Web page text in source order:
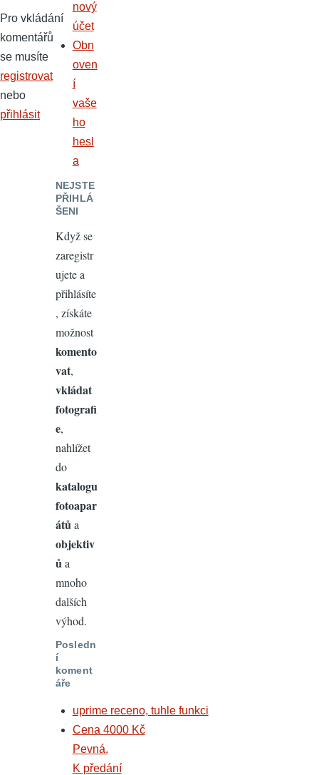
Pro vkládání
komentářů
se musíte
registrovat
nebo
přihlásit
nový
účet
Obn
oven
í
vaše
ho
hesl
a
NEJSTE
PŘIHLÁ
ŠENI
Když se
zaregistr
ujete a
přihlásíte
, získáte
možnost
komento
vat,
vkládat
fotografi
e,
nahlížet
do
katalogu
fotoapar
átů a
objektiv
ů a
mnoho
dalších
výhod.
Posledn
í
koment
áře
uprime receno, tuhle funkci
Cena 4000 Kč
Pevná.
K předání